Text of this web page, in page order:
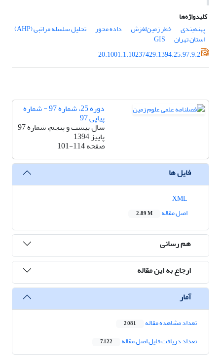
کلیدواژه‌ها
پهنه‌بندی
خطر زمین‌لغزش داده محور تحلیل سلسله مراتبی (AHP)
استان تهران
GIS
20.1001.1.10237429.1394.25.97.9.2
دوره 25، شماره 97 - شماره
پیاپی 97
سال بیست و پنجم، شماره 97
پاییز 1394
صفحه101-114
فایل ها
اصل مقاله
2.89 M
هم رسانی
ارجاع به این مقاله
آمار
تعداد مشاهده مقاله 2,081
تعداد دریافت فایل اصل مقاله 7,122